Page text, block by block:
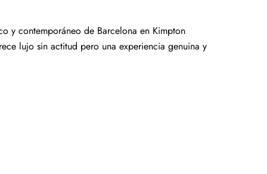
y contemporáneo de Barcelona en Kimpton
lujo sin actitud pero una experiencia genuina y